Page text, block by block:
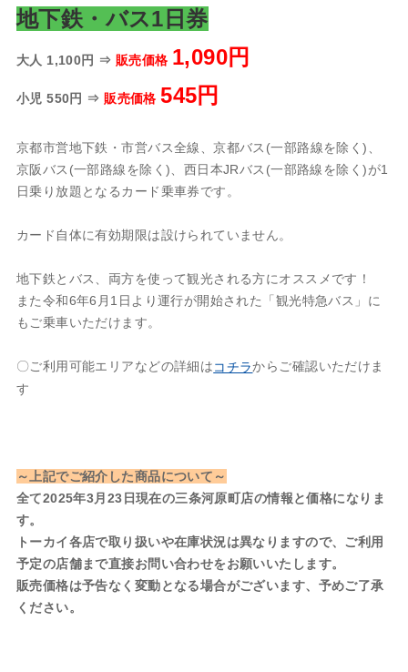
地下鉄・バス1日券
大人 1,100円 ⇒ 販売価格 1,090円
小児 550円 ⇒ 販売価格545円
京都市営地下鉄・市営バス全線、京都バス(一部路線を除く)、
京阪バス(一部路線を除く)、西日本JRバス(一部路線を除く)が1
日乗り放題となるカード乗車券です。
カード自体に有効期限は設けられていません。
地下鉄とバス、両方を使って観光される方にオススメです！
また令和6年6月1日より運行が開始された「観光特急バス」に
もご乗車いただけます。
〇ご利用可能エリアなどの詳細はコチラからご確認いただけま
す
～上記でご紹介した商品について～
全て2025年3月23日現在の三条河原町店の情報と価格になりま
す。
トーカイ各店で取り扱いや在庫状況は異なりますので、ご利用
予定の店舗まで直接お問い合わせをお願いいたします。
販売価格は予告なく変動となる場合がございます、予めご了承
ください。